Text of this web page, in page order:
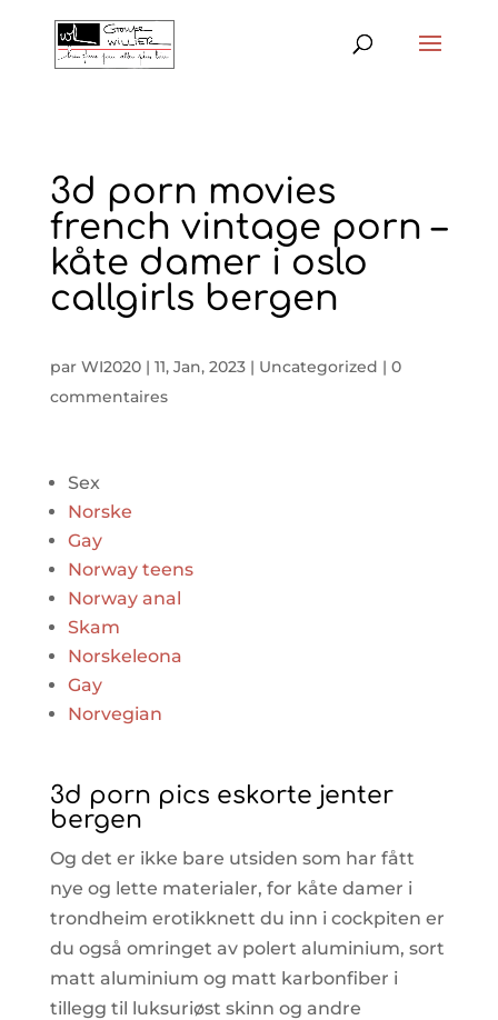
3d porn movies
french vintage porn –
kåte damer i oslo
callgirls bergen
par WI2020| 11, Jan, 2023| Uncategorized | 0
commentaires
Sex
Norske
Gay
Norway teens
Norway anal
Skam
Norskeleona
Gay
Norvegian
3d porn pics eskorte jenter
bergen
Og det er ikke bare utsiden som har fått
nye og lette materialer, for kåte damer i
trondheim erotikknett du inn i cockpiten er
du også omringet av polert aluminium, sort
matt aluminium og matt karbonfiber i
tillegg til luksuriøst skinn og andre